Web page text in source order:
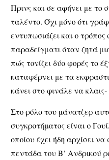
Πρινς και σε αφήνει με το
ταλέντο. Όχι μόνο ότι
εντυπωσιάζει και ο τρόπος
παραδείγματι όταν ζητά
πώς τονίζει δύο φορές το
καταφέρνει με τα
κάνει στο φινάλε να
Στο ρόλο του μάνατζερ
συγκροτήματος είναι ο
οποίου έχει ήδη αρχίσει να
πεντάδα του Β’ Ανδρικού